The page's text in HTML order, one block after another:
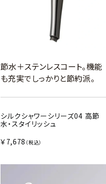
節水＋ステンレスコート。機能
も充実でしっかりと節約派。
シルクシャワーシリーズ04 高節
水・スタイリッシュ
￥7,678 （税込）